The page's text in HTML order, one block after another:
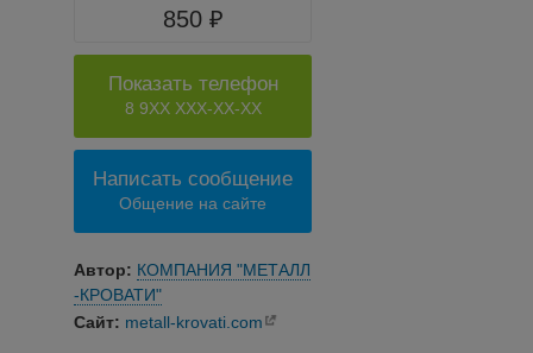
850 ₽
Показать телефон
8 9XX XXX-XX-XX
Написать сообщение
Общение на сайте
Автор: КОМПАНИЯ "МЕТАЛЛ
-КРОВАТИ"
Сайт: metall-krovati.com